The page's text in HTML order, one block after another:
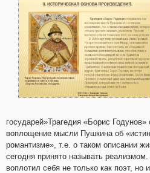
государей»Трагедия «Борис Годунов»
воплощение мысли Пушкина об
романтизме», т.е. о таком описании
сегодня принято называть
воплотил себя не только как поэт, но